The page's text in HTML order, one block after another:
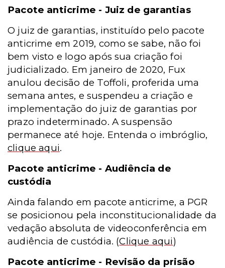
Pacote anticrime - Juiz de garantias
O juiz de garantias, instituído pelo pacote
anticrime em 2019, como se sabe, não foi
bem visto e logo após sua criação foi
judicializado. Em janeiro de 2020, Fux
anulou decisão de Toffoli, proferida uma
semana antes, e suspendeu a criação e
implementação do juiz de garantias por
prazo indeterminado. A suspensão
permanece até hoje. Entenda o imbróglio,
clique aqui.
Pacote anticrime - Audiência de
custódia
Ainda falando em pacote anticrime, a PGR
se posicionou pela inconstitucionalidade da
vedação absoluta de videoconferência em
audiência de custódia. (Clique aqui)
Pacote anticrime - Revisão da prisão